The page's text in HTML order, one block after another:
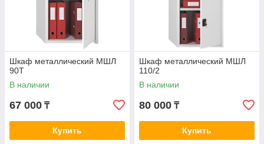
Шкаф металлический МШЛ
90Т
В наличии
67 000 ₸
Купить
Шкаф металлический МШЛ
110/2
В наличии
80 000 ₸
Купить